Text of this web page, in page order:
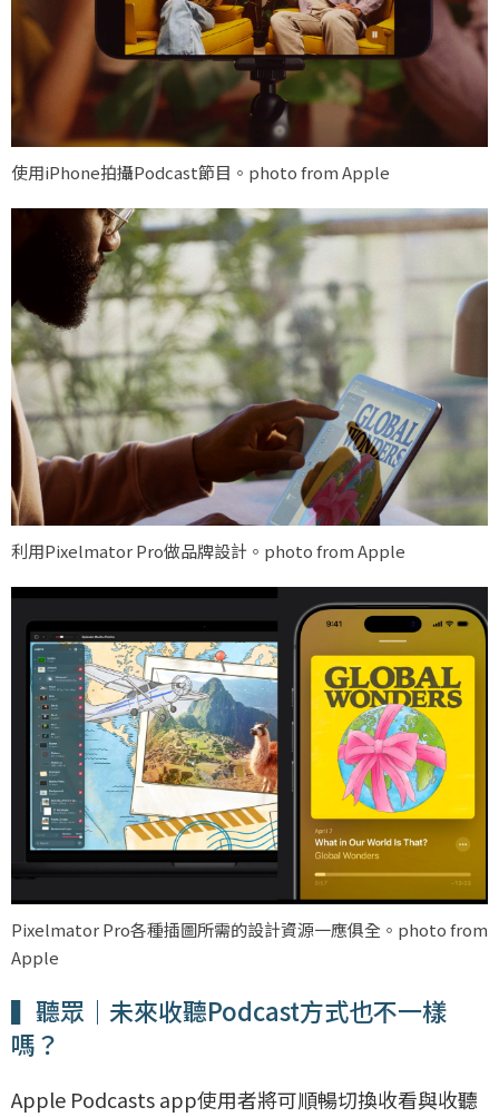
使用iPhone拍攝Podcast節目。photo from Apple
利用Pixelmator Pro做品牌設計。photo from Apple
Pixelmator Pro各種插圖所需的設計資源一應俱全。photo from
Apple
▍聽眾｜未來收聽Podcast方式也不一樣
嗎？
Apple Podcasts app使用者將可順暢切換收看與收聽